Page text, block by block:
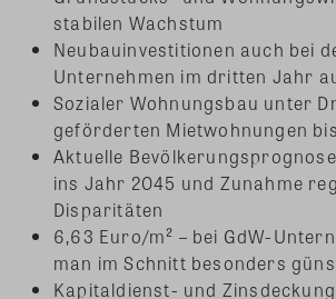
stabilen Wachstum
Neubauinvestitionen auch bei
Unternehmen im dritten Jahr
Sozialer Wohnungsbau unter
geförderten Mietwohnungen
Aktuelle
ins Jahr 2045 und Zunahme
Disparitäten
6,63 Euro/m² – bei GdW-
man im Schnitt besonders
Kapitaldienst- und